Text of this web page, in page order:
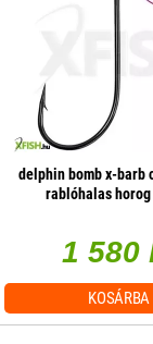
delphin bomb x-barb
rablóhalas
1 580
KOSÁRBA